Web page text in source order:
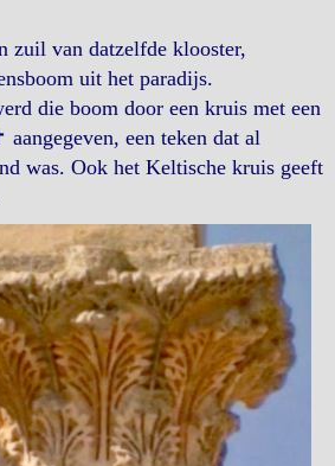
zuil van datzelfde klooster,
uit het paradijs.
die boom door een kruis met een
een teken dat al
was. Ook het Keltische kruis geeft